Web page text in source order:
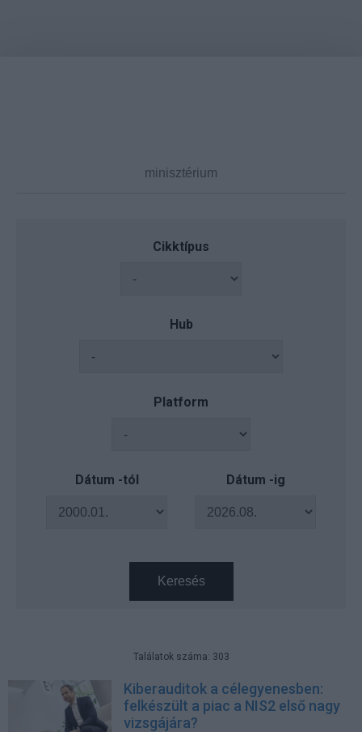
Cikktípus
Hub
Platform
Dátum -tól Dátum -ig
Keresés
Találatok száma: 303
Kiberauditok a célegyenesben:
felkészült a piac a NIS2 első nagy
vizsgájára?